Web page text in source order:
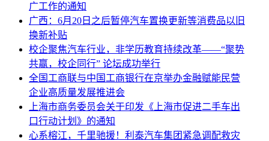
广工作的通知
广西：6月20日之后暂停汽车置换更新等消费品以旧
换新补贴
校企聚焦汽车行业，非学历教育持续改革——“聚势
共赢，校企同行” 论坛成功举行
全国工商联与中国工商银行在京举办金融赋能民营
企业高质量发展推进会
上海市商务委员会关于印发《上海市促进二手车出
口行动计划》的通知
心系榕江，千里驰援！利泰汽车集团紧急调配救灾